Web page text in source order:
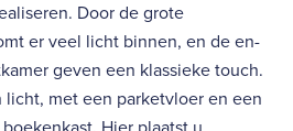
Door de grote
er veel licht binnen, en de en-
geven een klassieke touch.
licht, met een parketvloer en een